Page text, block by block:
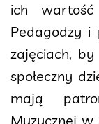
ich wartość
Pedagodzy i
zajęciach,
społeczny
mają
Muzycznej w